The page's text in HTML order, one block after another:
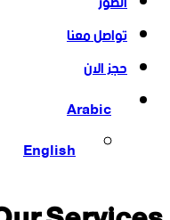
تواصل معنا
حجز الان
Arabic
English